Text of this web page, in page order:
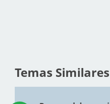
Temas Similares